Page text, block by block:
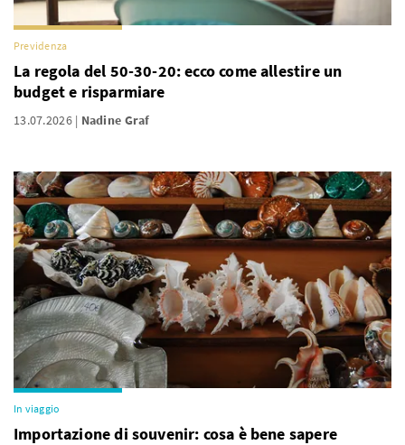
Previdenza
La regola del 50-30-20: ecco come allestire un
budget e risparmiare
13.07.2026 Nadine Graf
In viaggio
Importazione di souvenir: cosa è bene sapere